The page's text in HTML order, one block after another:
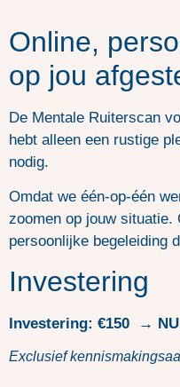
Online,
op jou
De Mentale Ruiterscan
hebt alleen een rustige
nodig.
Omdat we één-op-één
zoomen op jouw situatie.
persoonlijke begeleiding
Investering
Investering: €150 →
Exclusief